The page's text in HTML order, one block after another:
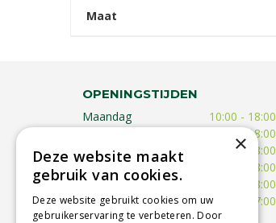
Maat
OPENINGSTIJDEN
Maandag
10:00 - 18:00
09:30 - 18:00
Woensdag
09:30 - 18:00
Donderdag
09:30 - 18:00
Vrijdag
09:00 - 18:00
Zaterdag
09:00 - 17:00
×
Deze website maakt
gebruik van cookies.
Deze website gebruikt cookies om uw
gebruikerservaring te verbeteren. Door